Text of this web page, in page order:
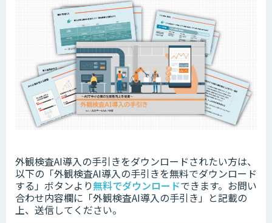
外観検査AI導入の手引きをダウンロードされたい方は、
以下の「外観検査AI導入の手引きを無料でダウンロード
する」ボタンより無料でダウンロードできます。 お問い
合わせ内容欄に「外観検査AI導入の手引き」と記載の
上、送信してください。